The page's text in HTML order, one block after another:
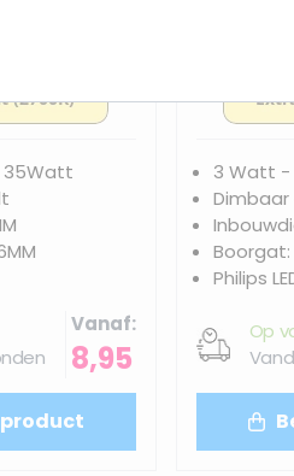
| Edvard
Vanaf
8,95
3 Watt
Dimbaar
Boorgat:
Philips
Op